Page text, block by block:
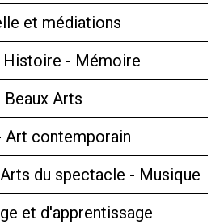
et médiations
- Mémoire
Arts
Art contemporain
du spectacle - Musique
et d'apprentissage